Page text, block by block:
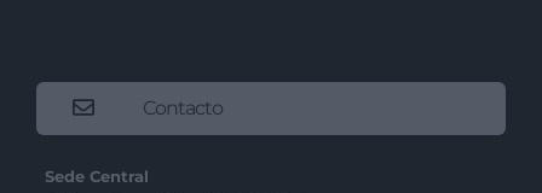
Contacto
Sede Central